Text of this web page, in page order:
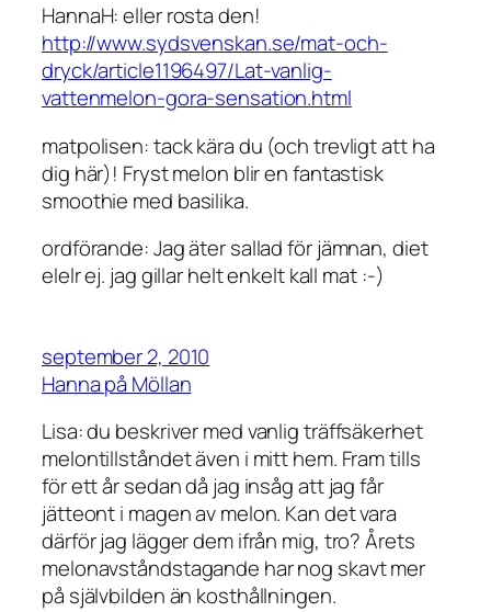
HannaH: eller rosta den!
http://www.sydsvenskan.se/mat-och-
dryck/article1196497/Lat-vanlig-
vattenmelon-gora-sensation.html
matpolisen: tack kära du (och trevligt att ha
dig här)! Fryst melon blir en fantastisk
smoothie med basilika.
ordförande: Jag äter sallad för jämnan, diet
elelr ej. jag gillar helt enkelt kall mat :-)
september 2, 2010
Hanna på Möllan
Lisa: du beskriver med vanlig träffsäkerhet
melontillståndet även i mitt hem. Fram tills
för ett år sedan då jag insåg att jag får
jätteont i magen av melon. Kan det vara
därför jag lägger dem ifrån mig, tro? Årets
melonavståndstagande har nog skavt mer
på självbilden än kosthållningen.